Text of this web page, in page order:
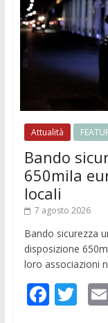
Attualità
Bando
650mila
locali
7 agosto 2026
Bando sicurezza
disposizione
loro associazioni
F T